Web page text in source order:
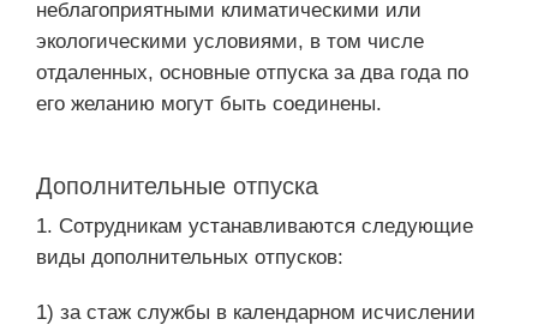
неблагоприятными климатическими или
экологическими условиями, в том числе
отдаленных, основные отпуска за два года по
его желанию могут быть соединены.
Дополнительные отпуска
1. Сотрудникам устанавливаются следующие
виды дополнительных отпусков:
1) за стаж службы в календарном исчислении